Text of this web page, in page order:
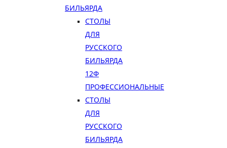
БИЛЬЯРДА
СТОЛЫ
ДЛЯ
РУССКОГО
БИЛЬЯРДА
12Ф
ПРОФЕССИОНАЛЬНЫЕ
СТОЛЫ
ДЛЯ
РУССКОГО
БИЛЬЯРДА